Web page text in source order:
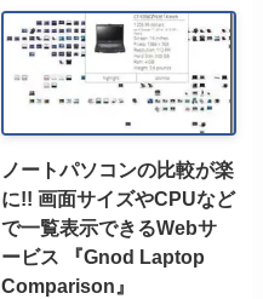
ノートパソコンの比較が楽
に!! 画面サイズやCPUなど
で一覧表示できるWebサ
ービス 『Gnod Laptop
Comparison』